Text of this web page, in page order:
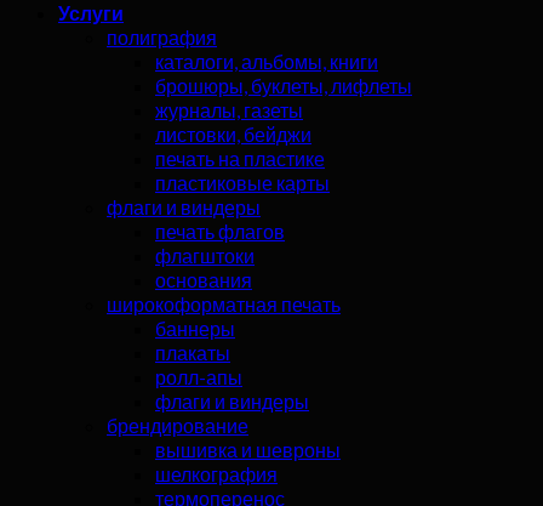
Услуги
полиграфия
каталоги, альбомы, книги
брошюры, буклеты, лифлеты
журналы, газеты
листовки, бейджи
печать на пластике
пластиковые карты
флаги и виндеры
печать флагов
флагштоки
основания
широкоформатная печать
баннеры
плакаты
ролл-апы
флаги и виндеры
брендирование
вышивка и шевроны
шелкография
термоперенос